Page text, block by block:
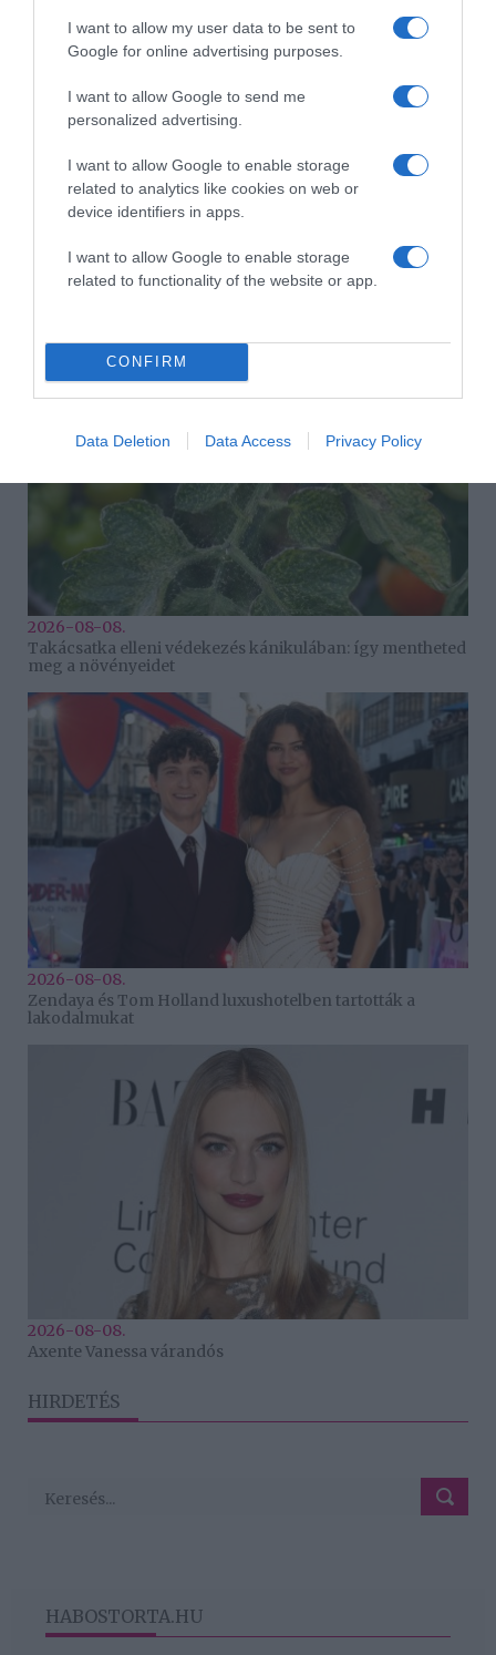
I want to allow my user data to be sent to
Google for online advertising purposes.
I want to allow Google to send me
personalized advertising.
I want to allow Google to enable storage
related to analytics like cookies on web or
device identifiers in apps.
I want to allow Google to enable storage
related to functionality of the website or app.
CONFIRM
Data Deletion Data Access Privacy Policy
2026-08-08.
2026-08-08.
Takácsatka elleni védekezés kánikulában: így mentheted
meg a növényeidet
2026-08-08.
Zendaya és Tom Holland luxushotelben tartották a
lakodalmukat
2026-08-08.
Axente Vanessa várandós
HIRDETÉS
HABOSTORTA.HU